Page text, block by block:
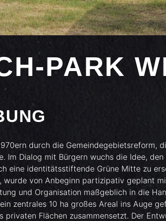
PARK
durch die Gemeindegebietsreform,
Im Dialog mit Bürgern wuchs die Idee, den
eine identitätsstiftende Grüne Mitte zu
wurde von Anbeginn partizipativ geplant
und Organisation maßgeblich in die
zentrales 10 ha großes Areal ins Auge
privaten Flächen zusammensetzt. Der